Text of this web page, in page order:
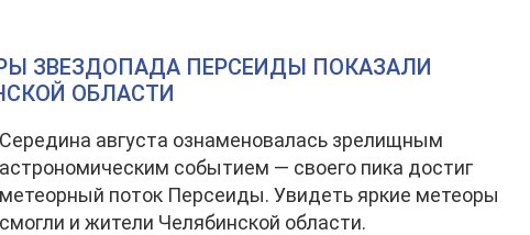
ЗВЕЗДОПАДА ПЕРСЕИДЫ ПОКАЗАЛИ
ОБЛАСТИ
Середина августа ознаменовалась зрелищным
астрономическим событием — своего пика достиг
метеорный поток Персеиды. Увидеть яркие метеоры
смогли и жители Челябинской области.